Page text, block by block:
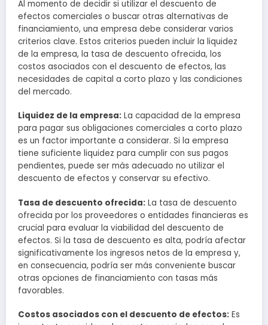
Al momento de decidir si utilizar el descuento de
efectos comerciales o buscar otras alternativas de
financiamiento, una empresa debe considerar varios
criterios clave. Estos criterios pueden incluir la liquidez
de la empresa, la tasa de descuento ofrecida, los
costos asociados con el descuento de efectos, las
necesidades de capital a corto plazo y las condiciones
del mercado.
Liquidez de la empresa: La capacidad de la empresa
para pagar sus obligaciones comerciales a corto plazo
es un factor importante a considerar. Si la empresa
tiene suficiente liquidez para cumplir con sus pagos
pendientes, puede ser más adecuado no utilizar el
descuento de efectos y conservar su efectivo.
Tasa de descuento ofrecida: La tasa de descuento
ofrecida por los proveedores o entidades financieras es
crucial para evaluar la viabilidad del descuento de
efectos. Si la tasa de descuento es alta, podría afectar
significativamente los ingresos netos de la empresa y,
en consecuencia, podría ser más conveniente buscar
otras opciones de financiamiento con tasas más
favorables.
Costos asociados con el descuento de efectos: Es